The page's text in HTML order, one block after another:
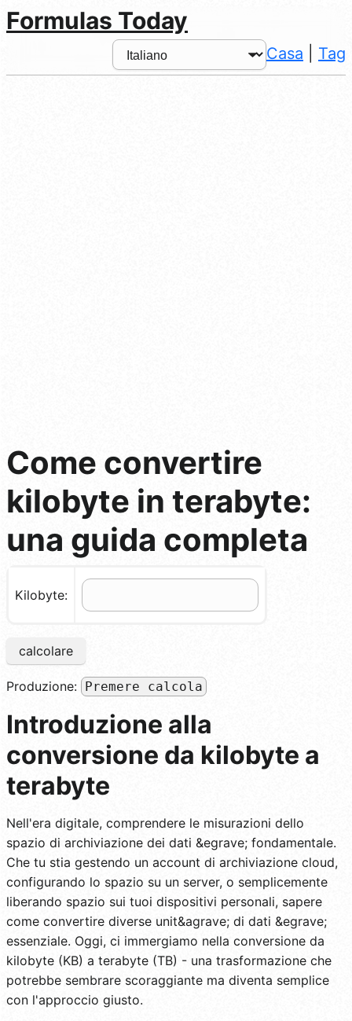
Formulas Today
Casa Tag
Come convertire
kilobyte in terabyte:
una guida completa
Kilobyte:
calcolare
Produzione: Premere calcola
Introduzione alla
conversione da kilobyte a
terabyte
Nell'era digitale, comprendere le misurazioni dello
spazio di archiviazione dei dati &egrave; fondamentale.
Che tu stia gestendo un account di archiviazione cloud,
configurando lo spazio su un server, o semplicemente
liberando spazio sui tuoi dispositivi personali, sapere
come convertire diverse unit&agrave; di dati &egrave;
essenziale. Oggi, ci immergiamo nella conversione da
kilobyte (KB) a terabyte (TB) - una trasformazione che
potrebbe sembrare scoraggiante ma diventa semplice
con l'approccio giusto.